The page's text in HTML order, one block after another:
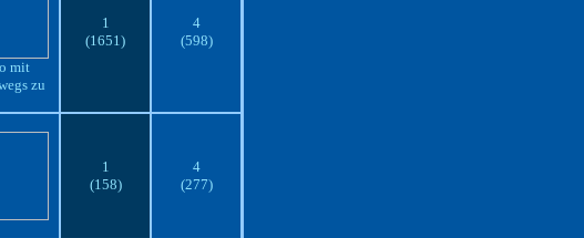
mit
zu
1
(1651)
4
(598)
1
(158)
4
(277)